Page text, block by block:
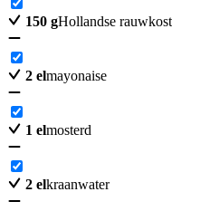
150 gHollandse rauwkost
2 elmayonaise
1 elmosterd
2 elkraanwater